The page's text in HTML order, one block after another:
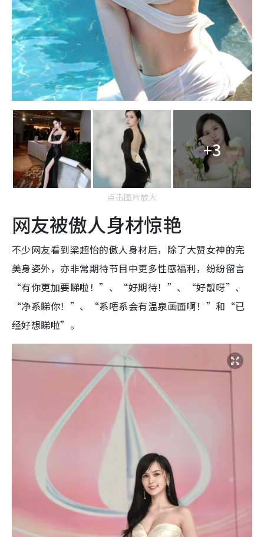
+3
点击图片放大
网友被傲人身材惊艳
不少网友看到梁超怡的傲人身材后，除了大赞女神的完
美身姿外，亦非常期待节目中更多性感福利，纷纷留言
“有你更加要睇啦！”、“好期待！”、“好靓呀”、
“净系睇你！”、“系唔系会有温泉画面啊！”和“已
经好想睇啦”。